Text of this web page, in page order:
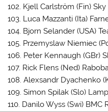
102. Kjell Carlström (Fin)
103. Luca Mazzanti (Ita)
104. Bjorn Selander (USA)
105. Przemyslaw Niemiec
106. Peter Kennaugh (GBr)
107. Rick Flens (Ned)
108. Alexsandr Dyachenko
109. Simon Spilak (Slo)
110. Danilo Wyss (Swi) BMC